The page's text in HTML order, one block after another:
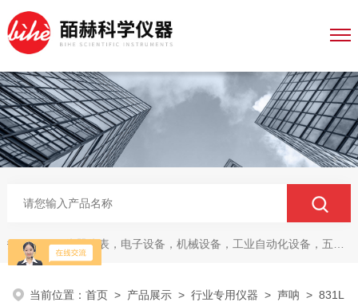
热门关键词：仪器仪表，电子设备，机械设备，工业自动化设备，五金产品，电线电缆，金属材料，电子
当前位置：首页 > 产品展示 >行业专用仪器 >声呐 > 831L